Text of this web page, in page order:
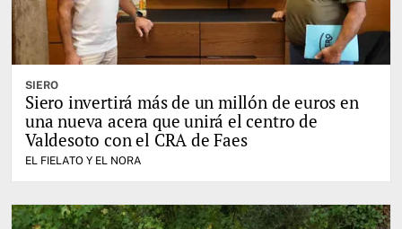
SIERO
Siero invertirá más de un millón de euros en
una nueva acera que unirá el centro de
Valdesoto con el CRA de Faes
EL FIELATO Y EL NORA